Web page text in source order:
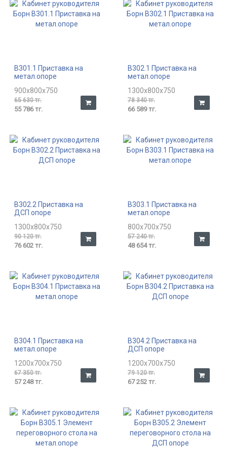
В301.1 Приставка на
метал.опоре
900x800x750
65 630 тг.
55 786 тг.
В302.1 Приставка на
метал.опоре
1300x800x750
78 340 тг.
66 589 тг.
В302.2 Приставка на
ДСП опоре
1300x800x750
90 120 тг.
76 602 тг.
В303.1 Приставка на
метал.опоре
800x700x750
57 240 тг.
48 654 тг.
В304.1 Приставка на
метал.опоре
1200x700x750
67 350 тг.
57 248 тг.
В304.2 Приставка на
ДСП опоре
1200x700x750
79 120 тг.
67 252 тг.